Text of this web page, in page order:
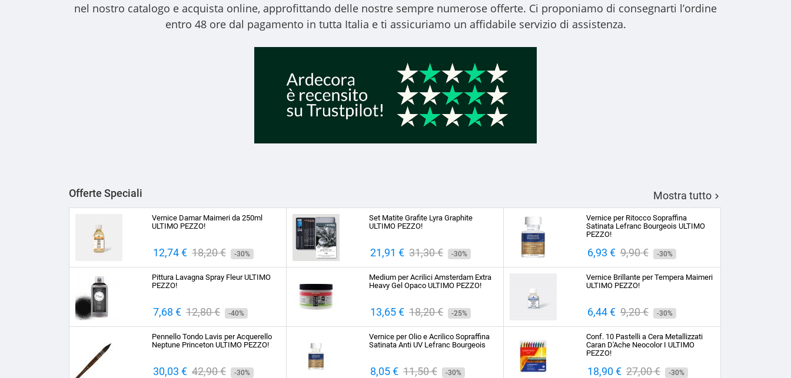
nel nostro catalogo e acquista online, approfittando delle nostre sempre numerose offerte. Ci proponiamo di consegnarti l’ordine
entro 48 ore dal pagamento in tutta Italia e ti assicuriamo un affidabile servizio di assistenza.
Offerte Speciali Mostra tutto 
Vernice Damar Maimeri da 250ml
ULTIMO PEZZO!
Prezzo
12,74 € Prezzo
base
18,20 € -30%
Set Matite Grafite Lyra Graphite
ULTIMO PEZZO!
Prezzo
21,91 € Prezzo
base
31,30 € -30%
Vernice per Ritocco Sopraffina
Satinata Lefranc Bourgeois ULTIMO
PEZZO!
Prezzo
6,93 € Prezzo
base
9,90 € -30%
Pittura Lavagna Spray Fleur ULTIMO
PEZZO!
Prezzo
7,68 € Prezzo
base
12,80 € -40%
Medium per Acrilici Amsterdam Extra
Heavy Gel Opaco ULTIMO PEZZO!
Prezzo
13,65 € Prezzo
base
18,20 € -25%
Vernice Brillante per Tempera Maimeri
ULTIMO PEZZO!
Prezzo
6,44 € Prezzo
base
9,20 € -30%
Pennello Tondo Lavis per Acquerello
Neptune Princeton ULTIMO PEZZO!
Prezzo
30,03 € Prezzo
42,90 € -30%
Vernice per Olio e Acrilico Sopraffina
Satinata Anti UV Lefranc Bourgeois
Prezzo
8,05 € Prezzo
11,50 € -30%
Conf. 10 Pastelli a Cera Metallizzati
Caran D'Ache Neocolor I ULTIMO
PEZZO!
Prezzo
18,90 € Prezzo
27,00 € -30%